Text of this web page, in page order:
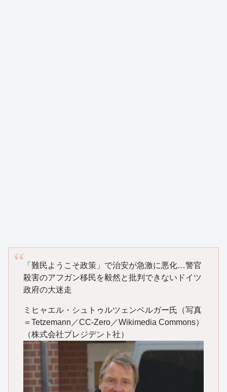
「難民ようこそ政策」で治安が急激に悪化…警官
殺害のアフガン移民を毅然と批判できないドイツ
政府の大迷走
ミヒャエル・シュトゥルツェンベルガー氏（写真
＝Tetzemann／CC-Zero／Wikimedia Commons）
（株式会社プレジデント社）